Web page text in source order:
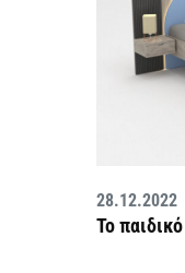
28.12.2022
Το